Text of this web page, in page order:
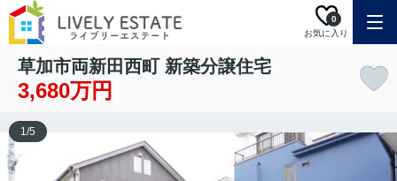
お気に入り
0
草加市両新田西町 新築分譲住宅
3,680万円
1/5